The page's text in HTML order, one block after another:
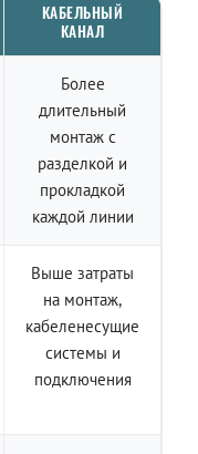
КАБЕЛЬНЫЙ
КАНАЛ
Более
длительный
монтаж с
разделкой и
прокладкой
каждой линии
Выше затраты
на монтаж,
кабеленесущие
системы и
подключения